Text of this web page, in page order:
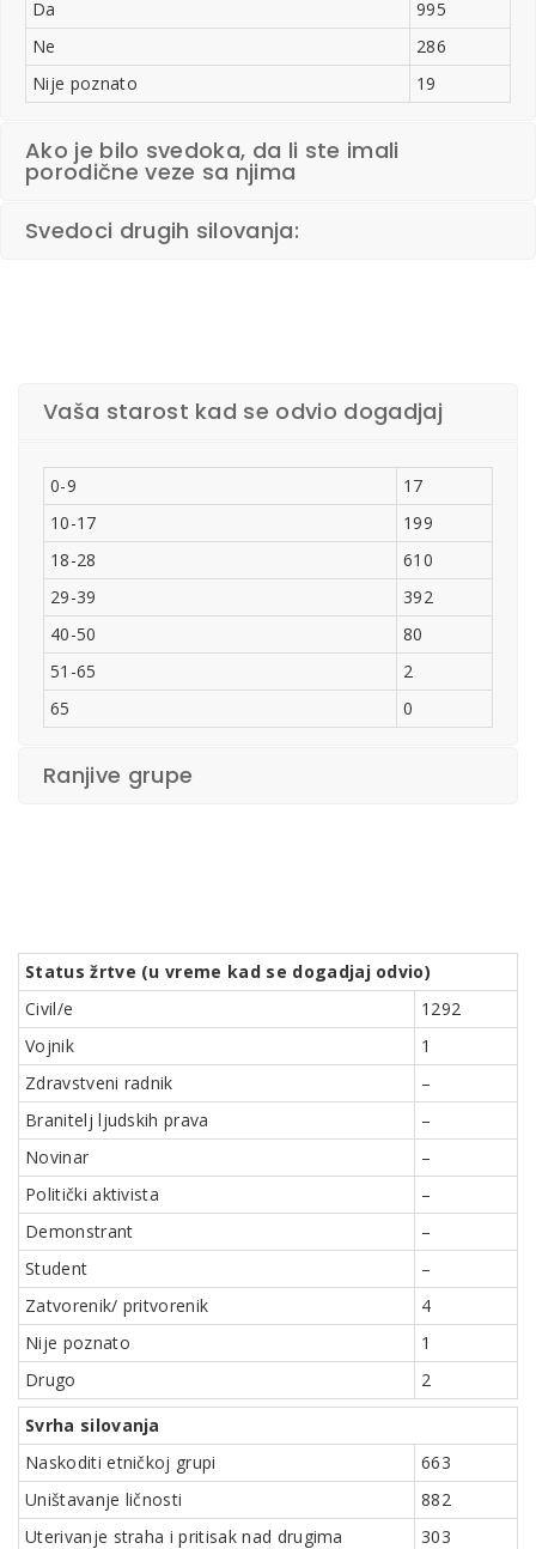
Da
995
Ne
286
Nije poznato
19
Ako je bilo svedoka, da li ste imali
porodične veze sa njima
Svedoci drugih silovanja:
Vaša starost kad se odvio dogadjaj
0-9
17
10-17
199
18-28
610
29-39
392
40-50
80
51-65
2
65
0
Ranjive grupe
Status žrtve (u vreme kad se dogadjaj odvio)
Civil/e
1292
Vojnik
1
Zdravstveni radnik
–
Branitelj ljudskih prava
–
Novinar
–
Politički aktivista
–
Demonstrant
–
Student
–
Zatvorenik/ pritvorenik
4
Nije poznato
1
Drugo
2
Svrha silovanja
Naskoditi etničkoj grupi
663
Uništavanje ličnosti
882
Uterivanje straha i pritisak nad drugima
303